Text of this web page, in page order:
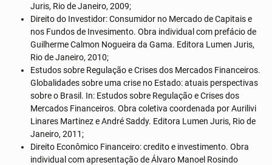
Juris, Rio de Janeiro, 2009;
Direito do Investidor: Consumidor no Mercado de Capitais e
nos Fundos de Invesimento. Obra individual com prefácio de
Guilherme Calmon Nogueira da Gama. Editora Lumen Juris,
Rio de Janeiro, 2010;
Estudos sobre Regulação e Crises dos Mercados Financeiros.
Globalidades sobre uma crise no Estado: atuais perspectivas
sobre o Brasil. In: Estudos sobre Regulação e Crises dos
Mercados Financeiros. Obra coletiva coordenada por Aurilivi
Linares Martinez e André Saddy. Editora Lumen Juris, Rio de
Janeiro, 2011;
Direito Econômico Financeiro: credito e investimento. Obra
individual com apresentação de Álvaro Manoel Rosindo